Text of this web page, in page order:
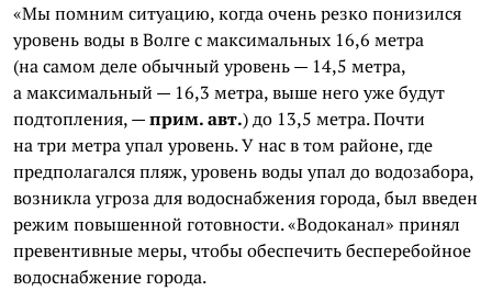
«Мы помним ситуацию, когда очень резко понизился
уровень воды в Волге с максимальных 16,6 метра
(на самом деле обычный уровень — 14,5 метра,
а максимальный — 16,3 метра, выше него уже будут
подтопления, —прим. авт.) до 13,5 метра. Почти
на три метра упал уровень. У нас в том районе, где
предполагался пляж, уровень воды упал до водозабора,
возникла угроза для водоснабжения города, был введен
режим повышенной готовности. «Водоканал» принял
превентивные меры, чтобы обеспечить бесперебойное
водоснабжение города.